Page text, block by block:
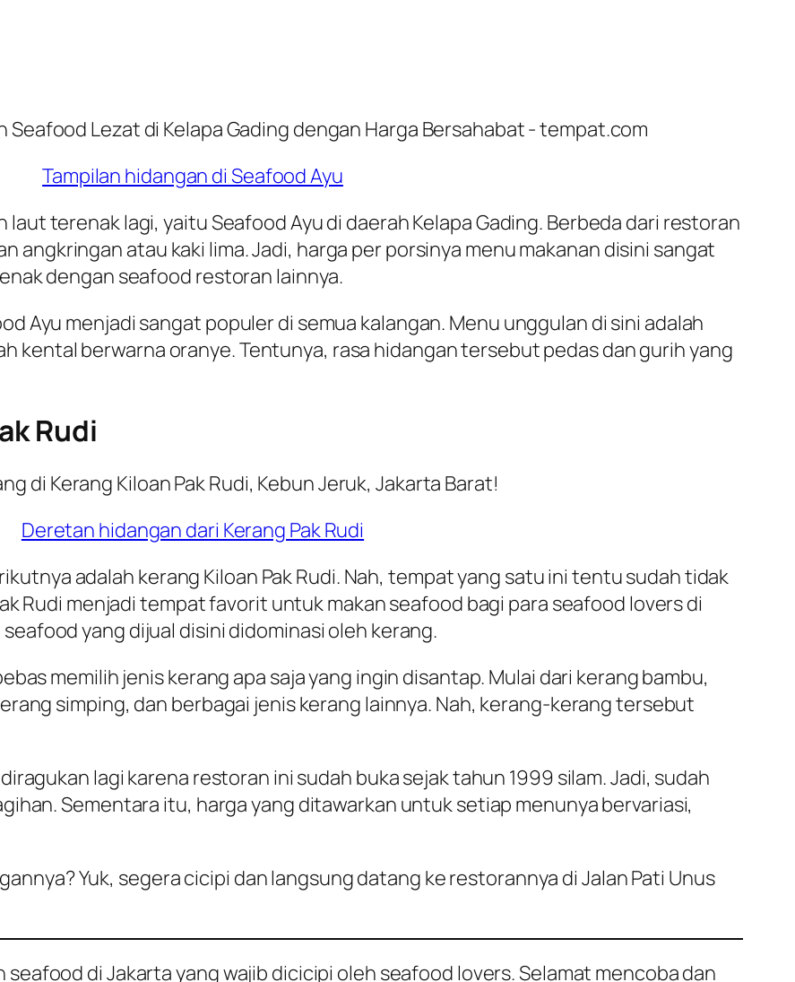
Tampilan hidangan di Seafood Ayu
terenak lagi, yaitu Seafood Ayu di daerah Kelapa Gading. Berbeda dari restoran
angkringan atau kaki lima. Jadi, harga per porsinya menu makanan disini sangat
dengan seafood restoran lainnya.
Ayu menjadi sangat populer di semua kalangan. Menu unggulan di sini adalah
kental berwarna oranye. Tentunya, rasa hidangan tersebut pedas dan gurih yang
Rudi
Deretan hidangan dari Kerang Pak Rudi
adalah kerang Kiloan Pak Rudi. Nah, tempat yang satu ini tentu sudah tidak
Rudi menjadi tempat favorit untuk makan seafood bagi para seafood lovers di
yang dijual disini didominasi oleh kerang.
memilih jenis kerang apa saja yang ingin disantap. Mulai dari kerang bambu,
simping, dan berbagai jenis kerang lainnya. Nah, kerang-kerang tersebut
lagi karena restoran ini sudah buka sejak tahun 1999 silam. Jadi, sudah
Sementara itu, harga yang ditawarkan untuk setiap menunya bervariasi,
Yuk, segera cicipi dan langsung datang ke restorannya di Jalan Pati Unus
di Jakarta yang wajib dicicipi oleh seafood lovers. Selamat mencoba dan